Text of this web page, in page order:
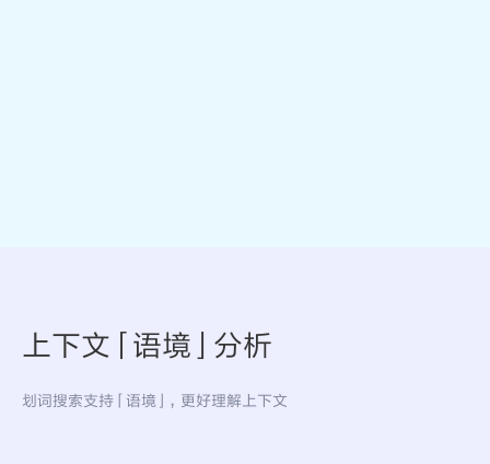
上下文「语境」分析
划词搜索支持「语境」，更好理解上下文